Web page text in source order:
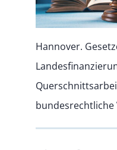
Hannover.
bundesrechtliche